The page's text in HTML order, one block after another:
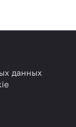
данных